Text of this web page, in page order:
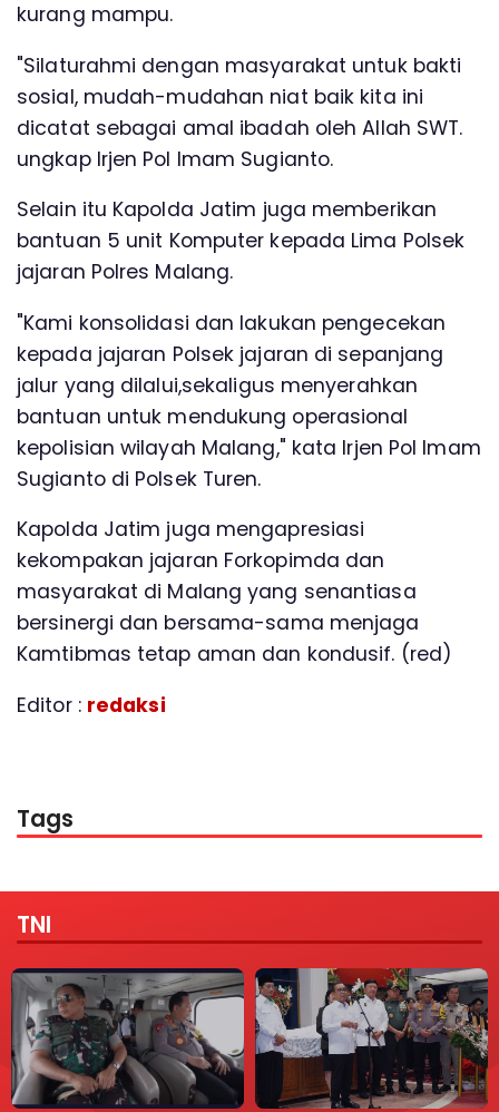
kurang mampu.
"Silaturahmi dengan masyarakat untuk bakti
sosial, mudah-mudahan niat baik kita ini
dicatat sebagai amal ibadah oleh Allah SWT.
ungkap Irjen Pol Imam Sugianto.
Selain itu Kapolda Jatim juga memberikan
bantuan 5 unit Komputer kepada Lima Polsek
jajaran Polres Malang.
"Kami konsolidasi dan lakukan pengecekan
kepada jajaran Polsek jajaran di sepanjang
jalur yang dilalui,sekaligus menyerahkan
bantuan untuk mendukung operasional
kepolisian wilayah Malang," kata Irjen Pol Imam
Sugianto di Polsek Turen.
Kapolda Jatim juga mengapresiasi
kekompakan jajaran Forkopimda dan
masyarakat di Malang yang senantiasa
bersinergi dan bersama-sama menjaga
Kamtibmas tetap aman dan kondusif. (red)
Editor : redaksi
Tags
TNI